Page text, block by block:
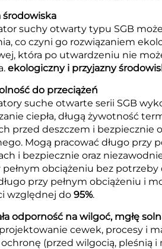
środowiska
suchy otwarty typu SGB
co czyni go rozwiązaniem
która po utwardzeniu nie
ekologiczny i przyjazny
do przeciążeń
suche otwarte serii SGB
ciepła, długą żywotność
przed deszczem i bezpiecznie
Mogą pracować długo przy
i bezpiecznie oraz
pełnym obciążeniu bez
przy pełnym obciążeniu i
względnej do 95%.
odporność na wilgoć, mgłę
cewek, procesy i
(przed wilgocią, pleśnią